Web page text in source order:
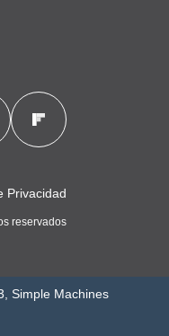
Privacidad
reservados
, Simple Machines